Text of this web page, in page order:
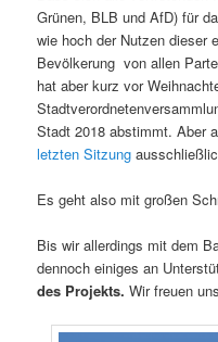
Grünen, BLB und AfD) für
wie hoch der Nutzen dieser
Bevölkerung von allen
hat aber kurz vor
Stadt 2018 abstimmt. Aber
letzten Sitzung
Es geht also mit großen
Bis wir allerdings mit dem
dennoch einiges an
des Projekts. Wir freuen